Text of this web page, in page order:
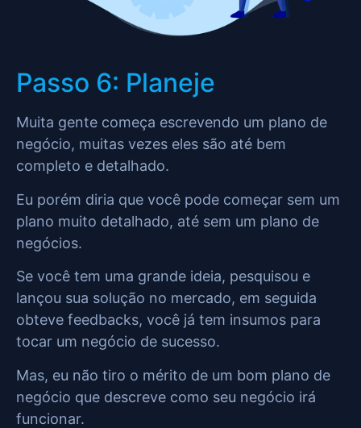
Passo 6: Planeje
Muita gente começa escrevendo um plano de
negócio, muitas vezes eles são até bem
completo e detalhado.
Eu porém diria que você pode começar sem um
plano muito detalhado, até sem um plano de
negócios.
Se você tem uma grande ideia, pesquisou e
lançou sua solução no mercado, em seguida
obteve feedbacks, você já tem insumos para
tocar um negócio de sucesso.
Mas, eu não tiro o mérito de um bom plano de
negócio que descreve como seu negócio irá
funcionar.